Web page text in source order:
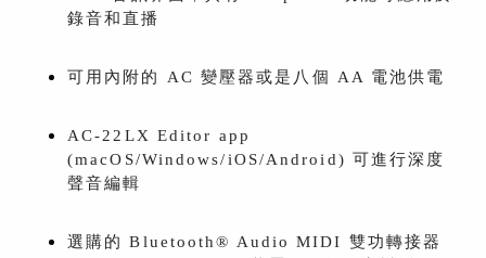
錄音和直播
可用內附的 AC 變壓器或是八個 AA 電池供電
AC-22LX Editor app
(macOS/Windows/iOS/Android) 可進行深度
聲音編輯
選購的 Bluetooth® Audio MIDI 雙功轉接器